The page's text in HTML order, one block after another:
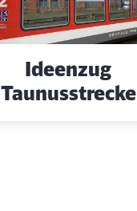
Ideenzug
Taunusstrecke